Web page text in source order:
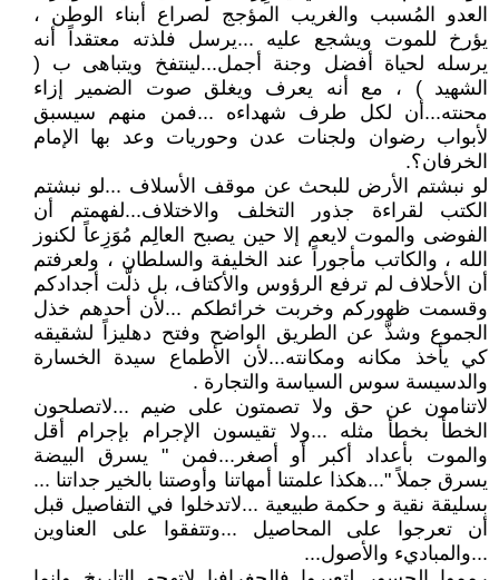
العدو المُسبب والغريب المؤجج لصراع أبناء الوطن ،
يؤرخ للموت ويشجع عليه ...يرسل فلذته معتقداً أنه
يرسله لحياة أفضل وجنة أجمل...لينتفخ ويتباهى ب (
الشهيد ) ، مع أنه يعرف ويغلق صوت الضمير إزاء
محنته...أن لكل طرف شهداءه ...فمن منهم سيسبق
لأبواب رضوان ولجنات عدن وحوريات وعد بها الإمام
الخرفان؟.
لو نبشتم الأرض للبحث عن موقف الأسلاف ...لو نبشتم
الكتب لقراءة جذور التخلف والاختلاف...لفهمتم أن
الفوضى والموت لايعم إلا حين يصبح العالِم مُوَزِعاً لكنوز
الله ، والكاتب مأجوراً عند الخليفة والسلطان ، ولعرفتم
أن الأحلاف لم ترفع الرؤوس والأكتاف، بل ذلَّت أجدادكم
وقسمت ظهوركم وخربت خرائطكم ...لأن أحدهم خذل
الجموع وشذَّ عن الطريق الواضح وفتح دهليزاً لشقيقه
كي يأخذ مكانه ومكانته...لأن الأطماع سيدة الخسارة
والدسيسة سوس السياسة والتجارة .
لاتنامون عن حق ولا تصمتون على ضيم ...لاتصلحون
الخطأ بخطأ مثله ...ولا تقيسون الإجرام بإجرام أقل
والموت بأعداد أكبر أو أصغر...فمن " يسرق البيضة
يسرق جملاً "...هكذا علمتنا أمهاتنا وأوصتنا بالخير جداتنا ...
بسليقة نقية و حكمة طبيعية ...لاتدخلوا في التفاصيل قبل
أن تعرجوا على المحاصيل ...وتتفقوا على العناوين
...والمباديء والأصول...